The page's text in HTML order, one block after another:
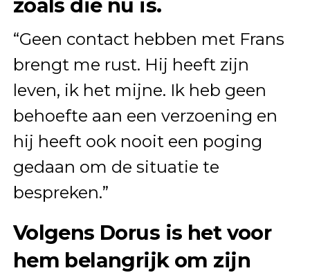
zoals die nu is.
“Geen contact hebben met Frans
brengt me rust. Hij heeft zijn
leven, ik het mijne. Ik heb geen
behoefte aan een verzoening en
hij heeft ook nooit een poging
gedaan om de situatie te
bespreken.”
Volgens Dorus is het voor
hem belangrijk om zijn